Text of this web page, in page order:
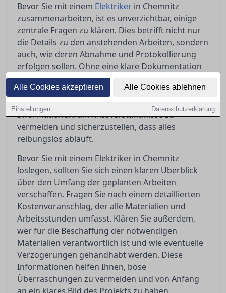
Alle Cookies akzeptieren Alle Cookies ablehnen
Einstellungen Datenschutzerklärung
Bevor Sie mit einem Elektriker in Chemnitz
zusammenarbeiten, ist es unverzichtbar, einige
zentrale Fragen zu klären. Dies betrifft nicht nur
die Details zu den anstehenden Arbeiten, sondern
auch, wie deren Abnahme und Protokollierung
erfolgen sollen. Ohne eine klare Dokumentation
nach Abschluss der Arbeiten könnten
unerwartete Probleme auftauchen. Diese
Informationen, um Missverständnisse zu
vermeiden und sicherzustellen, dass alles
reibungslos abläuft.
Bevor Sie mit einem Elektriker in Chemnitz
loslegen, sollten Sie sich einen klaren Überblick
über den Umfang der geplanten Arbeiten
verschaffen. Fragen Sie nach einem detaillierten
Kostenvoranschlag, der alle Materialien und
Arbeitsstunden umfasst. Klären Sie außerdem,
wer für die Beschaffung der notwendigen
Materialien verantwortlich ist und wie eventuelle
Verzögerungen gehandhabt werden. Diese
Informationen helfen Ihnen, böse
Überraschungen zu vermeiden und von Anfang